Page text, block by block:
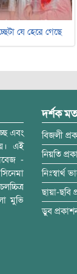
যে হেরে গেছে
এবং
এই
-
মুভি
দর্শক
বিজলী
নিয়তি
নিঃস্বার্থ
ছায়া-ছবি
ডুব